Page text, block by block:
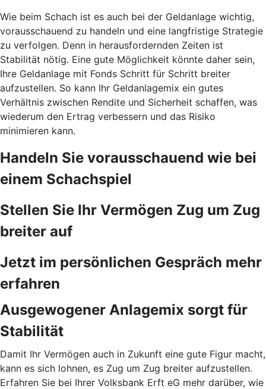
Wie beim Schach ist es auch bei der Geldanlage wichtig,
vorausschauend zu handeln und eine langfristige Strategie
zu verfolgen. Denn in herausfordernden Zeiten ist
Stabilität nötig. Eine gute Möglichkeit könnte daher sein,
Ihre Geldanlage mit Fonds Schritt für Schritt breiter
aufzustellen. So kann Ihr Geldanlagemix ein gutes
Verhältnis zwischen Rendite und Sicherheit schaffen, was
wiederum den Ertrag verbessern und das Risiko
minimieren kann.
Handeln Sie vorausschauend wie bei
einem Schachspiel
Stellen Sie Ihr Vermögen Zug um Zug
breiter auf
Jetzt im persönlichen Gespräch mehr
erfahren
Ausgewogener Anlagemix sorgt für
Stabilität
Damit Ihr Vermögen auch in Zukunft eine gute Figur macht,
kann es sich lohnen, es Zug um Zug breiter aufzustellen.
Erfahren Sie bei Ihrer Volksbank Erft eG mehr darüber, wie